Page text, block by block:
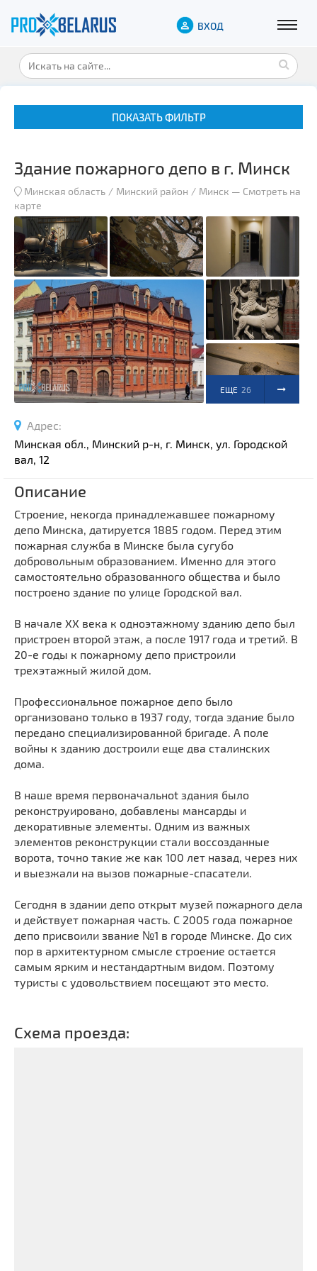
ВХОД
ПОКАЗАТЬ ФИЛЬТР
Музеи
Замки и дворцы
Военная история
Гражданская архитектура
Спортивные сооружения
Производства
Ратуши
Родовые усадьбы
Национальные парки и заказники
Озера и водоемы
Памятники археологии
Памятники геодезии
Памятники природы
Памятники известным людям
Церкви
Монастыри
Костелы
Мечети
Синагоги
Кирхи
Кладбище
Культурные центры
Галереи
Концертные залы
Выберите область
Выберите район
Выберите населенный пункт
Выберите направление
Здание пожарного депо в г. Минск
Минская область Минский район Минск — Смотреть на
карте
ЕЩЕ 26
Адрес:
Минская обл., Минский р-н, г. Минск, ул. Городской
вал, 12
Описание
Строение, некогда принадлежавшее пожарному
депо Минска, датируется 1885 годом. Перед этим
пожарная служба в Минске была сугубо
добровольным образованием. Именно для этого
самостоятельно образованного общества и было
построено здание по улице Городской вал.
В начале XX века к одноэтажному зданию депо был
пристроен второй этаж, а после 1917 года и третий. В
20-е годы к пожарному депо пристроили
трехэтажный жилой дом.
Профессиональное пожарное депо было
организовано только в 1937 году, тогда здание было
передано специализированной бригаде. А поле
войны к зданию достроили еще два сталинских
дома.
В наше время первоначальноt здания было
реконструировано, добавлены мансарды и
декоративные элементы. Одним из важных
элементов реконструкции стали воссозданные
ворота, точно такие же как 100 лет назад, через них
и выезжали на вызов пожарные-спасатели.
Сегодня в здании депо открыт музей пожарного дела
и действует пожарная часть. С 2005 года пожарное
депо присвоили звание №1 в городе Минске. До сих
пор в архитектурном смысле строение остается
самым ярким и нестандартным видом. Поэтому
туристы с удовольствием посещают это место.
Схема проезда: